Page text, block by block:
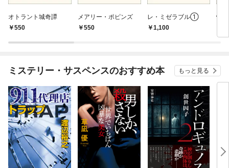
オトラント城奇譚
550
メアリー・ポピンズ
550
レ・ミゼラブル①
1,100
怪
ミステリー・サスペンスのおすすめ本 もっと見る